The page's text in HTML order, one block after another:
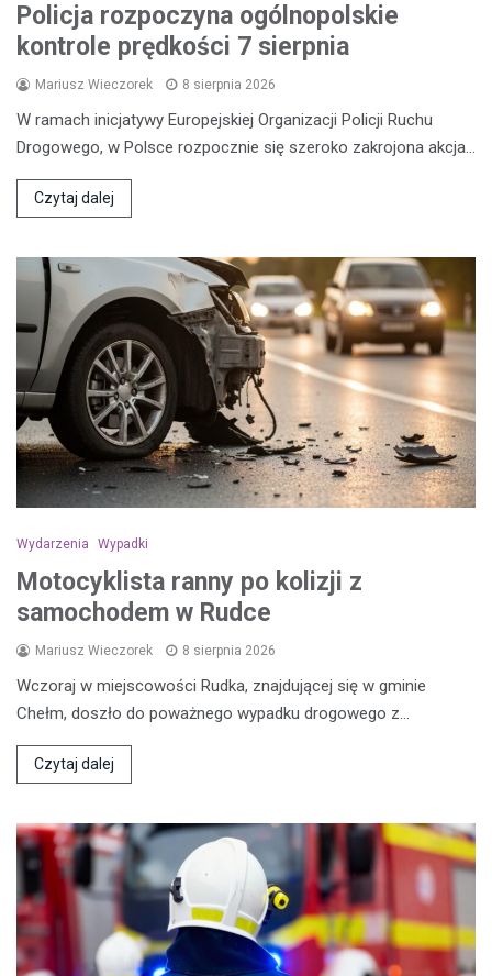
Policja rozpoczyna ogólnopolskie
kontrole prędkości 7 sierpnia
Mariusz Wieczorek 8 sierpnia 2026
W ramach inicjatywy Europejskiej Organizacji Policji Ruchu
Drogowego, w Polsce rozpocznie się szeroko zakrojona akcja…
Czytaj dalej
Wydarzenia Wypadki
Motocyklista ranny po kolizji z
samochodem w Rudce
Mariusz Wieczorek 8 sierpnia 2026
Wczoraj w miejscowości Rudka, znajdującej się w gminie
Chełm, doszło do poważnego wypadku drogowego z…
Czytaj dalej